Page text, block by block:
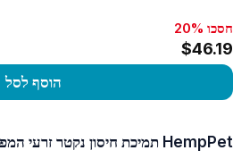
חסכו 20%
$46.19
הוסף לסל
HempPet תמיכת חיסון נקטר זרעי המפ לכלבים 100 מ"ל